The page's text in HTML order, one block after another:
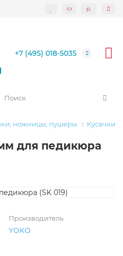
р.
+7 (495) 018-5035
ножницы, пушеры Кусачки
для педикюра
Производитель
YOKO